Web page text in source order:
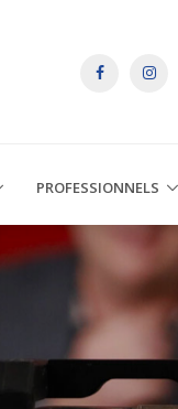
PROFESSIONNELS